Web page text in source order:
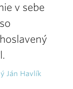
v sebe
Ján Havlík